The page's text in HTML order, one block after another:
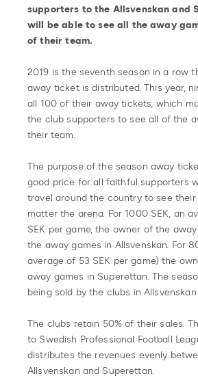
supporters to the Allsvenskan and
will be able to see all the away
of their team.
2019 is the seventh season in a row
away ticket is distributed. This year,
all 100 of their away tickets, which
the club supporters to see all of the
their team.
The purpose of the season away
good price for all faithful supporters
travel around the country to see
matter the arena. For 1000 SEK, an
SEK per game, the owner of the
the away games in Allsvenskan. For
average of 53 SEK per game) the
away games in Superettan. The
being sold by the clubs in
The clubs retain 50% of their sales.
to Swedish Professional Football
distributes the revenues evenly
Allsvenskan and Superettan.